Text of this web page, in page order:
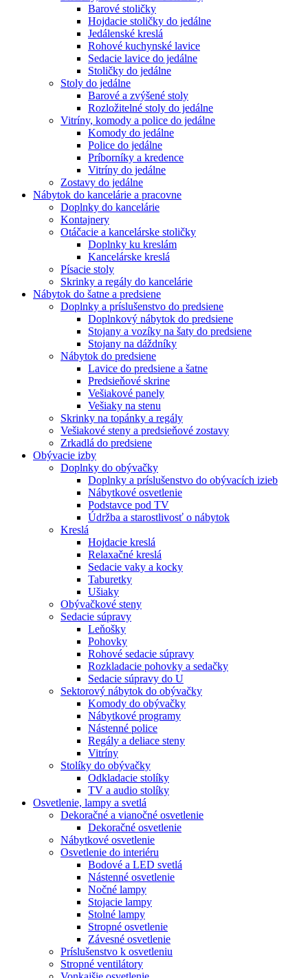
Barové stoličky
Hojdacie stoličky do jedálne
Jedálenské kreslá
Rohové kuchynské lavice
Sedacie lavice do jedálne
Stoličky do jedálne
Stoly do jedálne
Barové a zvýšené stoly
Rozložitelné stoly do jedálne
Vitríny, komody a police do jedálne
Komody do jedálne
Police do jedálne
Príborníky a kredence
Vitríny do jedálne
Zostavy do jedálne
Nábytok do kancelárie a pracovne
Doplnky do kancelárie
Kontajnery
Otáčacie a kancelárske stoličky
Doplnky ku kreslám
Kancelárske kreslá
Písacie stoly
Skrinky a regály do kancelárie
Nábytok do šatne a predsiene
Doplnky a príslušenstvo do predsiene
Doplnkový nábytok do predsiene
Stojany a vozíky na šaty do predsiene
Stojany na dáždníky
Nábytok do predsiene
Lavice do predsiene a šatne
Predsieňové skrine
Vešiakové panely
Vešiaky na stenu
Skrinky na topánky a regály
Vešiakové steny a predsieňové zostavy
Zrkadlá do predsiene
Obývacie izby
Doplnky do obývačky
Doplnky a príslušenstvo do obývacích izieb
Nábytkové osvetlenie
Podstavce pod TV
Údržba a starostlivosť o nábytok
Kreslá
Hojdacie kreslá
Relaxačné kreslá
Sedacie vaky a kocky
Taburetky
Ušiaky
Obývačkové steny
Sedacie súpravy
Leňošky
Pohovky
Rohové sedacie súpravy
Rozkladacie pohovky a sedačky
Sedacie súpravy do U
Sektorový nábytok do obývačky
Komody do obývačky
Nábytkové programy
Nástenné police
Regály a deliace steny
Vitríny
Stolíky do obývačky
Odkladacie stolíky
TV a audio stolíky
Osvetlenie, lampy a svetlá
Dekoračné a vianočné osvetlenie
Dekoračné osvetlenie
Nábytkové osvetlenie
Osvetlenie do interiéru
Bodové a LED svetlá
Nástenné osvetlenie
Nočné lampy
Stojacie lampy
Stolné lampy
Stropné osvetlenie
Závesné osvetlenie
Príslušenstvo k osvetleniu
Stropné ventilátory